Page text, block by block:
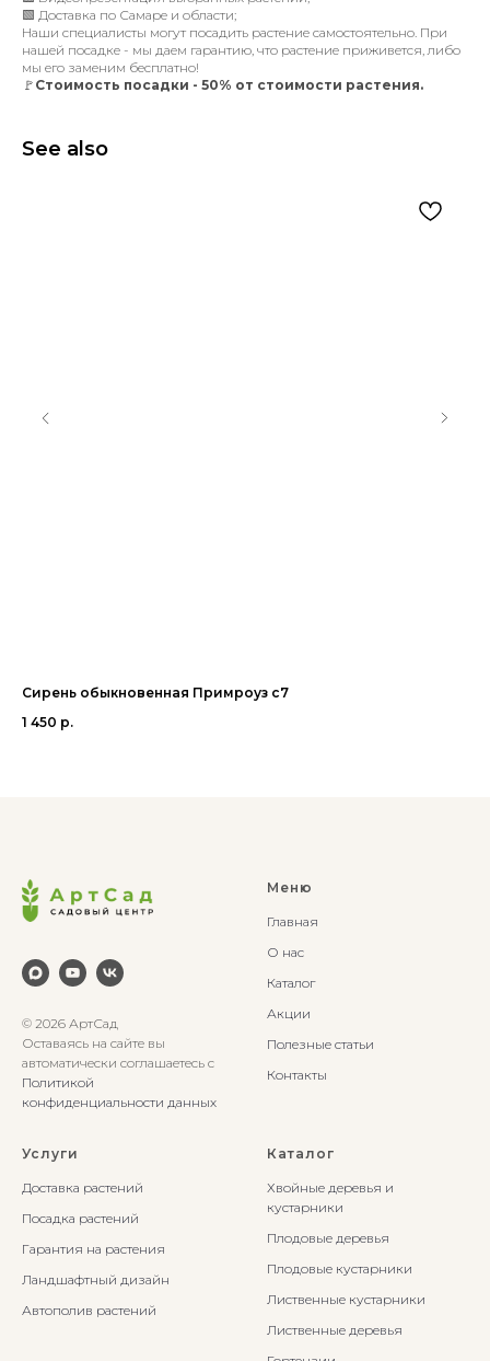
🟩 Доставка по Самаре и области;
Наши специалисты могут посадить растение самостоятельно. При
нашей посадке - мы даем гарантию, что растение приживется, либо
мы его заменим бесплатно!
🚩 Стоимость посадки - 50% от стоимости растения.
See also
Сирень обыкновенная Примроуз с7
1 450 р.
© 2026 АртСад
Оставаясь на сайте вы
автоматически соглашаетесь с
Политикой
конфиденциальности данных
Меню
Главная
О нас
Каталог
Акции
Полезные статьи
Контакты
Услуги
Доставка растений
Посадка растений
Гарантия на растения
Ландшафтный дизайн
Автополив растений
Каталог
Хвойные деревья и
кустарники
Плодовые деревья
Плодовые кустарники
Лиственные кустарники
Лиственные деревья